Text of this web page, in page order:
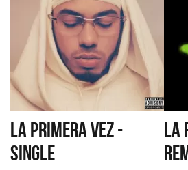
LA PRIMERA VEZ -
SINGLE
LA